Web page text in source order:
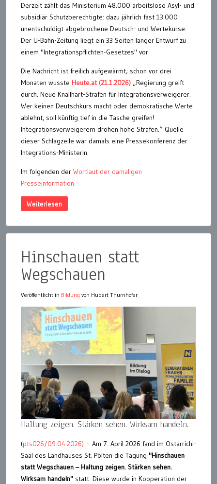
Derzeit zählt das Ministerium 48.000 arbeitslose Asyl- und
subsidiär Schutzberechtigte: dazu jährlich fast 13.000
unentschuldigt abgebrochene Deutsch- und Wertekurse.
Der U-Bahn-Zeitung liegt ein 33 Seiten langer Entwurf zu
einem "Integrationspflichten-Gesetzes" vor.
Die Nachricht ist freilich aufgewärmt; schon vor drei
Monaten wusste Heute.at (21.1.2026) „Regierung greift
durch. Neue Knallhart-Strafen für Integrationsverweigerer.
Wer keinen Deutschkurs macht oder demokratische Werte
ablehnt, soll künftig tief in die Tasche greifen!
Integrationsverweigerern drohen hohe Strafen.“ Quelle
dieser Schlagzeile war damals eine Pressekonferenz der
Integrations-Ministerin.
Im folgenden der Wortlaut der damaligen
Presseinformation.
Weiterlesen
Hinschauen statt
Wegschauen
Veröffentlicht in Bildung von Hubert Thurnhofer
Haltung zeigen. Stärken sehen. Wirksam handeln.
(pts026/09.04.2026) - Am 7. April 2026 fand im Ostarrichi-
Saal des Landhauses St. Pölten die Tagung "Hinschauen
statt Wegschauen – Haltung zeigen. Stärken sehen.
Wirksam handeln" statt. Diese wurde in Kooperation der